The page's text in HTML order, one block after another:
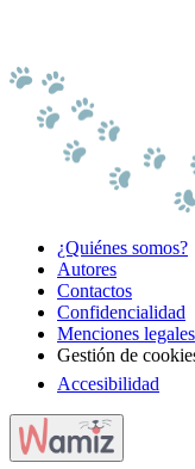
¿Quiénes somos?
Autores
Contactos
Confidencialidad
Menciones legales
Gestión de
Accesibilidad